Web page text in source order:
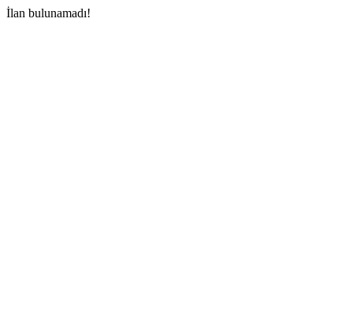
İlan bulunamadı!